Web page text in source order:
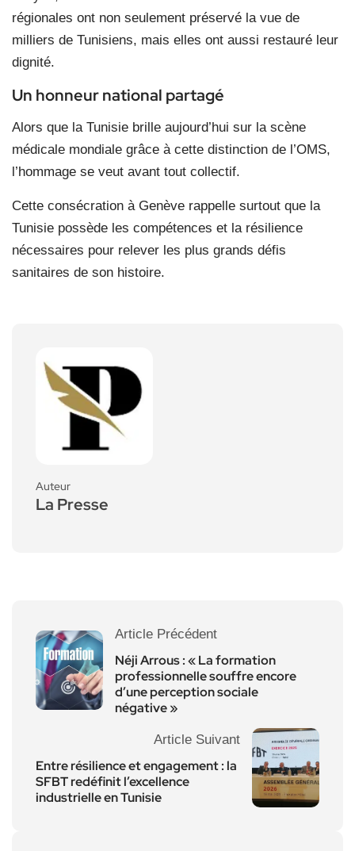
régionales ont non seulement préservé la vue de
milliers de Tunisiens, mais elles ont aussi restauré leur
dignité.
Un honneur national partagé
Alors que la Tunisie brille aujourd’hui sur la scène
médicale mondiale grâce à cette distinction de l’OMS,
l’hommage se veut avant tout collectif.
Cette consécration à Genève rappelle surtout que la
Tunisie possède les compétences et la résilience
nécessaires pour relever les plus grands défis
sanitaires de son histoire.
Auteur
La Presse
Article Précédent
Néji Arrous : « La formation
professionnelle souffre encore
d’une perception sociale
négative »
Article Suivant
Entre résilience et engagement : la
SFBT redéfinit l’excellence
industrielle en Tunisie